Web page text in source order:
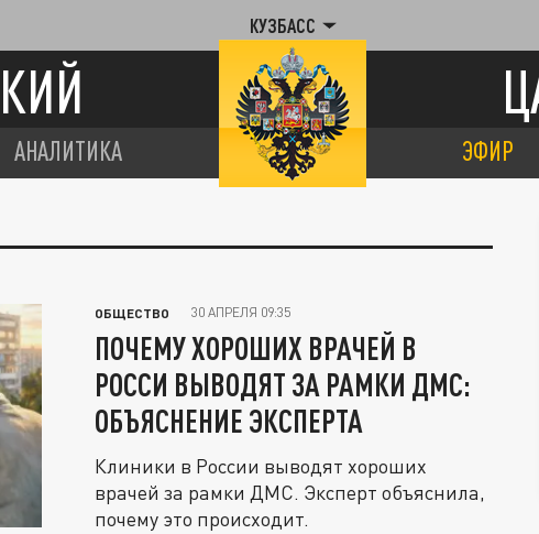
КУЗБАСС
АНАЛИТИКА ЭФИР
ОБЩЕСТВО 30 АПРЕЛЯ 09:35
ПОЧЕМУ ХОРОШИХ ВРАЧЕЙ В
РОССИ ВЫВОДЯТ ЗА РАМКИ ДМС:
ОБЪЯСНЕНИЕ ЭКСПЕРТА
Клиники в России выводят хороших
врачей за рамки ДМС. Эксперт объяснила,
почему это происходит.